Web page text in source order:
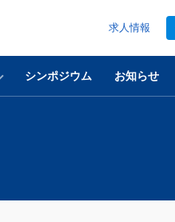
求人情報
シンポジウム お知らせ